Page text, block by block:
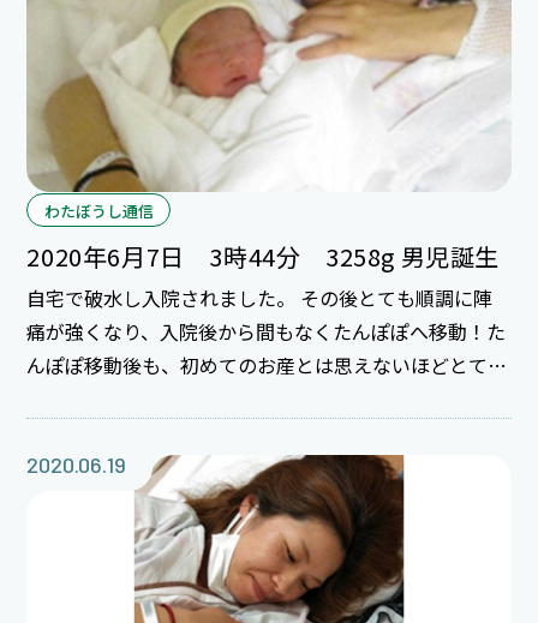
わたぼうし通信
2020年6月7日 3時44分 3258g 男児誕生
自宅で破水し入院されました。 その後とても順調に陣
痛が強くなり、入院後から間もなくたんぽぽへ移動！た
んぽぽ移動後も、初めてのお産とは思えないほどとても
上手な呼吸法でした！(^o^) そして３２５８gの元気で
可愛い男の子が誕生♪ 初めての育児で慣れないことも
あるかもしれませんが、可愛い赤ちゃんとの時間を家族
皆さんで幸せに過ごしていって下さい(*^_^*)♪♪ ご出
産本当におめでとうございます！！
2020.06.19